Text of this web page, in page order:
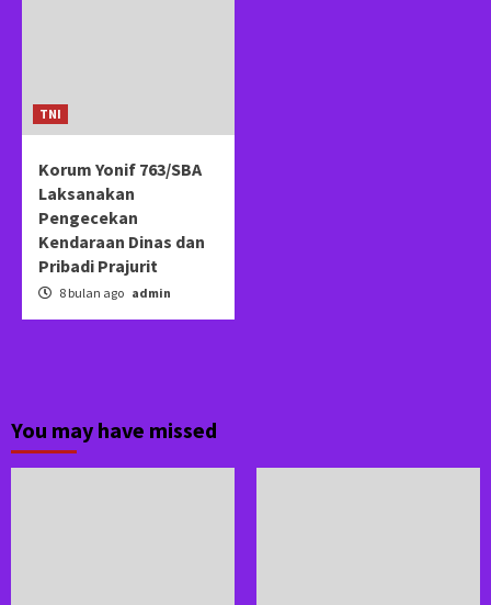
TNI
Korum Yonif 763/SBA
Laksanakan
Pengecekan
Kendaraan Dinas dan
Pribadi Prajurit
8 bulan ago admin
You may have missed